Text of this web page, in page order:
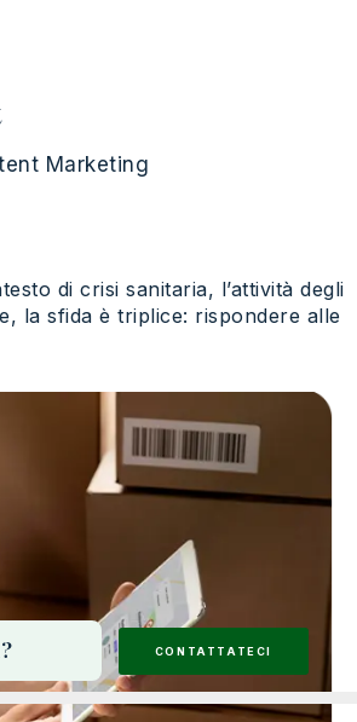
Marketing
di crisi sanitaria, l’attività degli
la sfida è triplice: rispondere alle
CONTATTATECI